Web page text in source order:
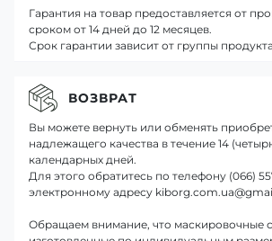
Гарантия на товар предоставляется от
сроком от 14 дней до 12 месяцев.
Срок гарантии зависит от группы
ВОЗВРАТ
Вы можете вернуть или обменять
надлежащего качества в течение 14
календарных дней.
Для этого обратитесь по телефону (066)
электронному адресу
Обращаем внимание, что маскировочные